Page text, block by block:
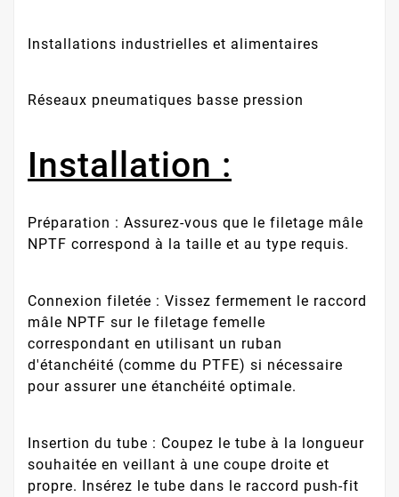
Installations industrielles et alimentaires
Réseaux pneumatiques basse pression
Installation :
Préparation : Assurez-vous que le filetage mâle
NPTF correspond à la taille et au type requis.
Connexion filetée : Vissez fermement le raccord
mâle NPTF sur le filetage femelle
correspondant en utilisant un ruban
d'étanchéité (comme du PTFE) si nécessaire
pour assurer une étanchéité optimale.
Insertion du tube : Coupez le tube à la longueur
souhaitée en veillant à une coupe droite et
propre. Insérez le tube dans le raccord push-fit